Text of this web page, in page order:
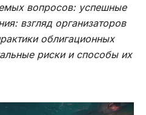
вопросов: успешные
взгляд организаторов
облигационных
риски и способы их